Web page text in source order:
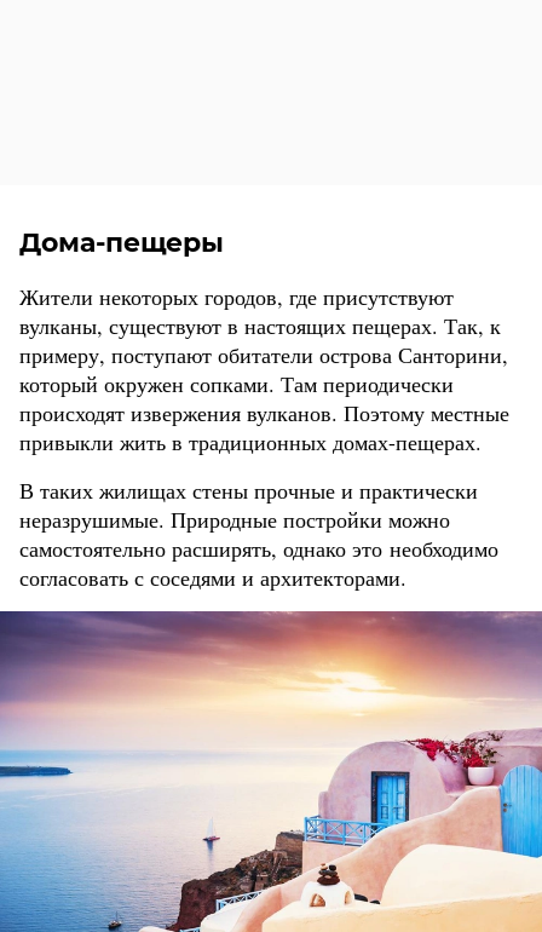
Дома-пещеры
Жители некоторых городов, где присутствуют
вулканы, существуют в настоящих пещерах. Так, к
примеру, поступают обитатели острова Санторини,
который окружен сопками. Там периодически
происходят извержения вулканов. Поэтому местные
привыкли жить в традиционных домах-пещерах.
В таких жилищах стены прочные и практически
неразрушимые. Природные постройки можно
самостоятельно расширять, однако это необходимо
согласовать с соседями и архитекторами.